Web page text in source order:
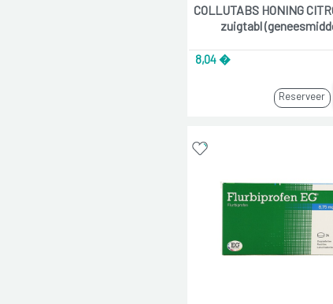
COLLUTABS HONING
zuigtabl
8,04 �
Reserveer